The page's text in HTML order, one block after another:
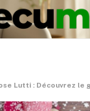
Lutti : Découvrez le goût